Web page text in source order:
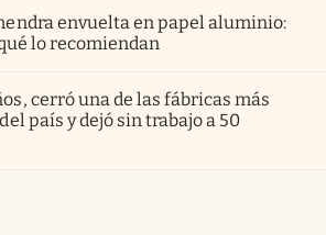
envuelta en papel aluminio:
lo recomiendan
cerró una de las fábricas más
país y dejó sin trabajo a 50